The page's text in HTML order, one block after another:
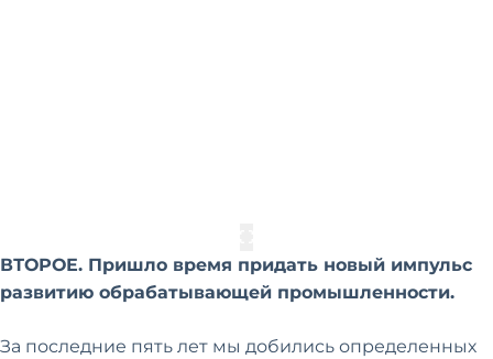
ВТОРОЕ. Пришло время придать новый импульс
развитию обрабатывающей промышленности.
За последние пять лет мы добились определенных